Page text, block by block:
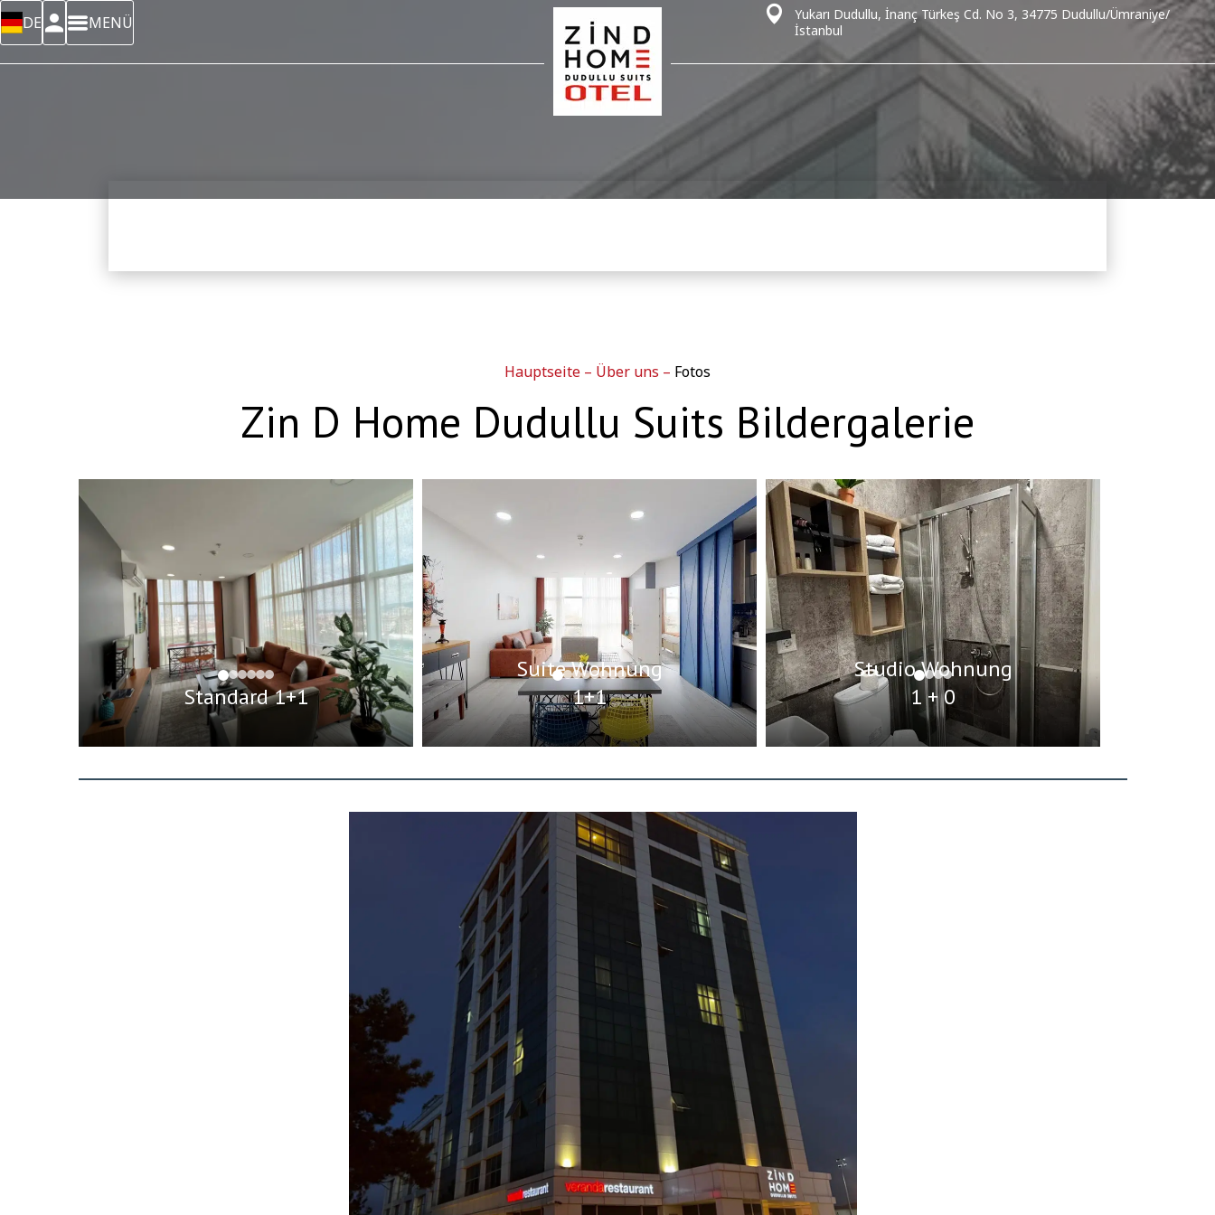
DE MENÜ
Yukarı Dudullu, İnanç Türkeş Cd. No 3, 34775 Dudullu/Ümraniye/
İstanbul
Hauptseite – Über uns – Fotos
Zin D Home Dudullu Suits Bildergalerie
Standard 1+1
Suite Wohnung
1+1
Studio Wohnung
1 + 0